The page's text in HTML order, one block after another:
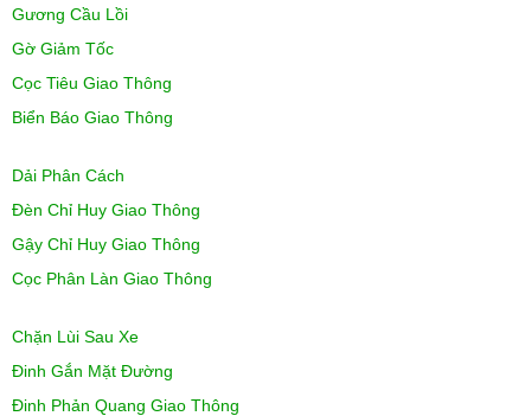
Gương Cầu Lồi
Gờ Giảm Tốc
Cọc Tiêu Giao Thông
Biển Báo Giao Thông
Dải Phân Cách
Đèn Chỉ Huy Giao Thông
Gậy Chỉ Huy Giao Thông
Cọc Phân Làn Giao Thông
Chặn Lùi Sau Xe
Đinh Gắn Mặt Đường
Đinh Phản Quang Giao Thông